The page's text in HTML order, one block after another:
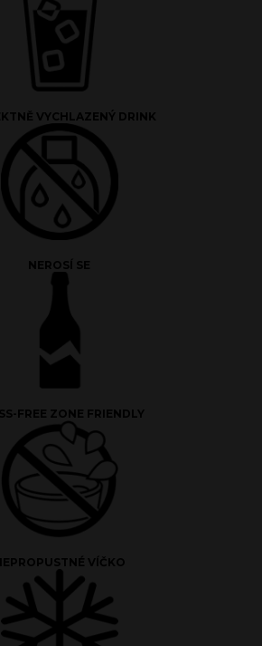
VYCHLAZENÝ DRINK
NEROSÍ SE
FREE ZONE FRIENDLY
VÍČKO